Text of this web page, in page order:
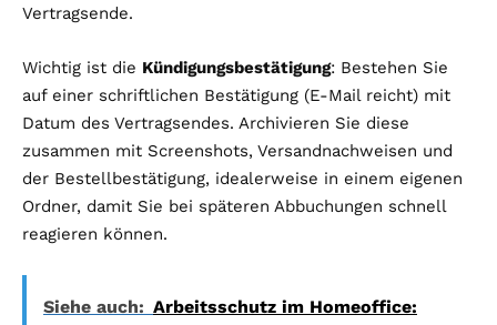
Vertragsende.
Wichtig ist die Kündigungsbestätigung: Bestehen Sie
auf einer schriftlichen Bestätigung (E-Mail reicht) mit
Datum des Vertragsendes. Archivieren Sie diese
zusammen mit Screenshots, Versandnachweisen und
der Bestellbestätigung, idealerweise in einem eigenen
Ordner, damit Sie bei späteren Abbuchungen schnell
reagieren können.
Siehe auch: Arbeitsschutz im Homeoffice: